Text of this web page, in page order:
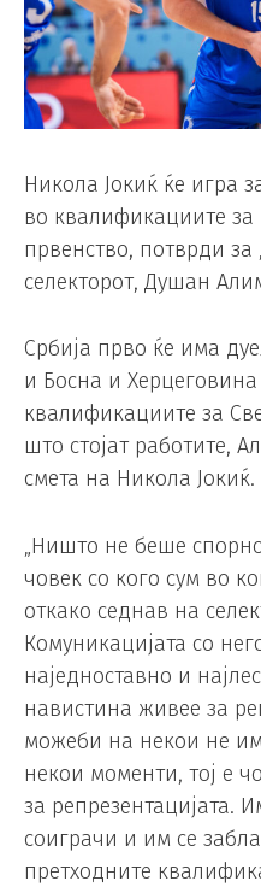
Никола Јокиќ ќе игра
во квалификациите за
првенство, потврди за
селекторот, Душан
Србија прво ќе има
и Босна и Херцеговина
квалификациите за
што стојат работите,
смета на Никола Јокиќ.
„Ништо не беше
човек со кого сум во
откако седнав на
Комуникацијата со
наједноставно и
навистина живее за
можеби на некои не
некои моменти, тој е
за репрезентацијата.
соиграчи и им се
претходните